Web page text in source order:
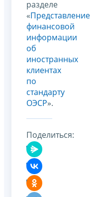
разделе
«Представление
финансовой
информации
об
иностранных
клиентах
по
стандарту
ОЭСР».
Поделиться: